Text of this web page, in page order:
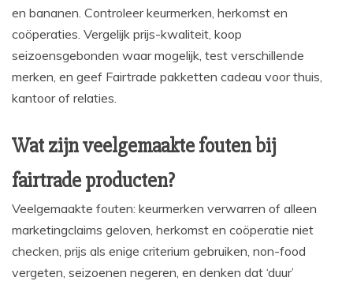
en bananen. Controleer keurmerken, herkomst en
coöperaties. Vergelijk prijs-kwaliteit, koop
seizoensgebonden waar mogelijk, test verschillende
merken, en geef Fairtrade pakketten cadeau voor thuis,
kantoor of relaties.
Wat zijn veelgemaakte fouten bij
fairtrade producten?
Veelgemaakte fouten: keurmerken verwarren of alleen
marketingclaims geloven, herkomst en coöperatie niet
checken, prijs als enige criterium gebruiken, non-food
vergeten, seizoenen negeren, en denken dat ‘duur’